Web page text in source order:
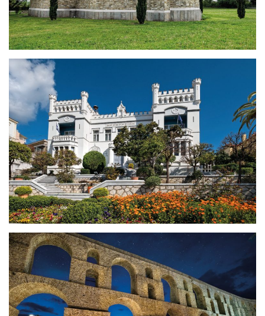
Wallfahrtsort bei der Taufstätte
von St. Lydia von Philippi
Das Rathaus